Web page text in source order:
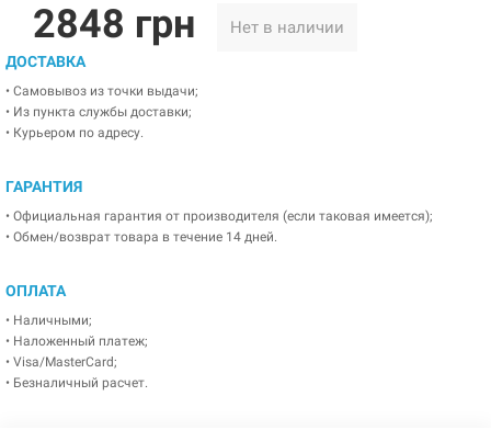
2848 грн Нет в наличии
ДОСТАВКА
• Самовывоз из точки выдачи;
• Из пункта службы доставки;
• Курьером по адресу.
ГАРАНТИЯ
• Официальная гарантия от производителя (если таковая имеется);
• Обмен/возврат товара в течение 14 дней.
ОПЛАТА
• Наличными;
• Наложенный платеж;
• Visa/MasterCard;
• Безналичный расчет.